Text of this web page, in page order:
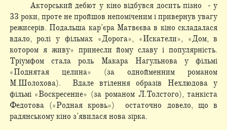
Акторський дебют у кіно відбувся досить пізно - у
33 роки, проте не пройшов непоміченим і привернув увагу
режисерів. Подальша кар’єра Матвєєва в кіно складалася
вдало, ролі у фільмах «Дорога», «Искатели», «Дом, в
котором я живу» принесли йому славу і популярність.
Тріумфом стала роль Макара Нагульнова у фільмі
«Поднятая целина» (за однойменним романом
М.Шолохова). Вдале втілення образів Нехлюдова у
фільмі «Воскресение» (за романом Л.Толстого), танкіста
Федотова («Родная кровь») остаточно довело, що в
радянському кіно з’явилася нова зірка.